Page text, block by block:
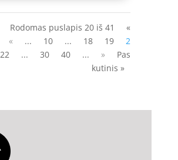
Rodomas puslapis 20 iš 41
«
« ... 10 ... 18 19
2
22 ... 30 40 ... »
Pas
kutinis »